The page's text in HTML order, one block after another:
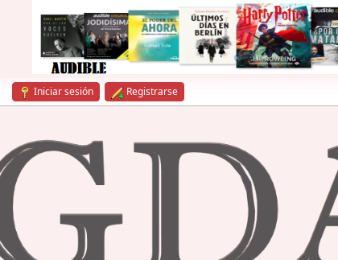
Iniciar sesión Registrarse